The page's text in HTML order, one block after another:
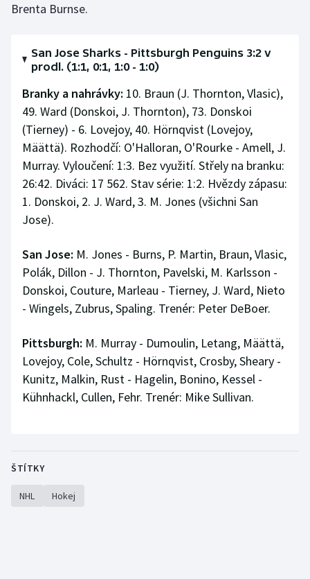
Brenta Burnse.
San Jose Sharks - Pittsburgh Penguins 3:2 v
prodl. (1:1, 0:1, 1:0 - 1:0)
Branky a nahrávky: 10. Braun (J. Thornton, Vlasic),
49. Ward (Donskoi, J. Thornton), 73. Donskoi
(Tierney) - 6. Lovejoy, 40. Hörnqvist (Lovejoy,
Määttä). Rozhodčí: O'Halloran, O'Rourke - Amell, J.
Murray. Vyloučení: 1:3. Bez využití. Střely na branku:
26:42. Diváci: 17 562. Stav série: 1:2. Hvězdy zápasu:
1. Donskoi, 2. J. Ward, 3. M. Jones (všichni San
Jose).
San Jose: M. Jones - Burns, P. Martin, Braun, Vlasic,
Polák, Dillon - J. Thornton, Pavelski, M. Karlsson -
Donskoi, Couture, Marleau - Tierney, J. Ward, Nieto
- Wingels, Zubrus, Spaling. Trenér: Peter DeBoer.
Pittsburgh: M. Murray - Dumoulin, Letang, Määttä,
Lovejoy, Cole, Schultz - Hörnqvist, Crosby, Sheary -
Kunitz, Malkin, Rust - Hagelin, Bonino, Kessel -
Kühnhackl, Cullen, Fehr. Trenér: Mike Sullivan.
ŠTÍTKY
NHL Hokej